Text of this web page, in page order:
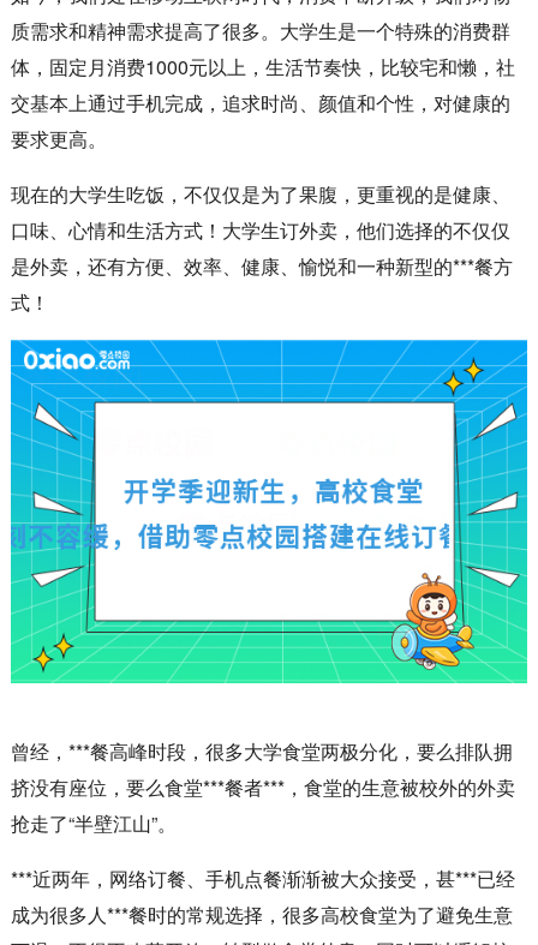
质需求和精神需求提高了很多。大学生是一个特殊的消费群
体，固定月消费1000元以上，生活节奏快，比较宅和懒，社
交基本上通过手机完成，追求时尚、颜值和个性，对健康的
要求更高。
现在的大学生吃饭，不仅仅是为了果腹，更重视的是健康、
口味、心情和生活方式！大学生订外卖，他们选择的不仅仅
是外卖，还有方便、效率、健康、愉悦和一种新型的***餐方
式！
曾经，***餐高峰时段，很多大学食堂两极分化，要么排队拥
挤没有座位，要么食堂***餐者***，食堂的生意被校外的外卖
抢走了“半壁江山”。
***近两年，网络订餐、手机点餐渐渐被大众接受，甚***已经
成为很多人***餐时的常规选择，很多高校食堂为了避免生意